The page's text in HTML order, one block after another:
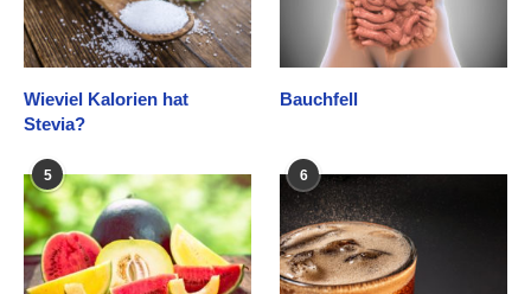
Wieviel Kalorien hat
Stevia?
Bauchfell
5 6